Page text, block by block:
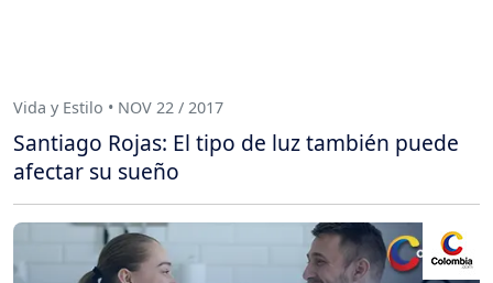
Vida y Estilo • NOV 22 / 2017
Santiago Rojas: El tipo de luz también puede
afectar su sueño